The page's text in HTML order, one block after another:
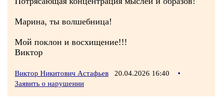
Марина, ты волшебница!
Мой поклон и восхищение!!!
Виктор
Виктор Никитович Астафьев 20.04.2026 16:40
•
Заявить о нарушении